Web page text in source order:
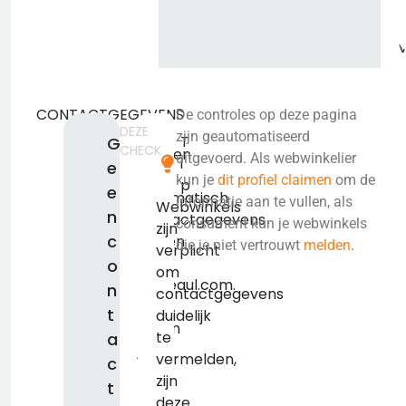
CONTACTGEGEVENS
G
e
e
n
c
o
n
t
a
c
t
We
konden
niet
automatisch
contactgegevens
vinden
futbeaul.com.
raden
aan
T
i
p
Webwinkels
zijn
verplicht
om
contactgegevens
duidelijk
te
vermelden,
zijn
DEZE
CHECK
De controles op deze pagina
zijn geautomatiseerd
uitgevoerd. Als webwinkelier
kun je dit profiel claimen om de
informatie aan te vullen, als
consument kun je webwinkels
die je niet vertrouwt melden.